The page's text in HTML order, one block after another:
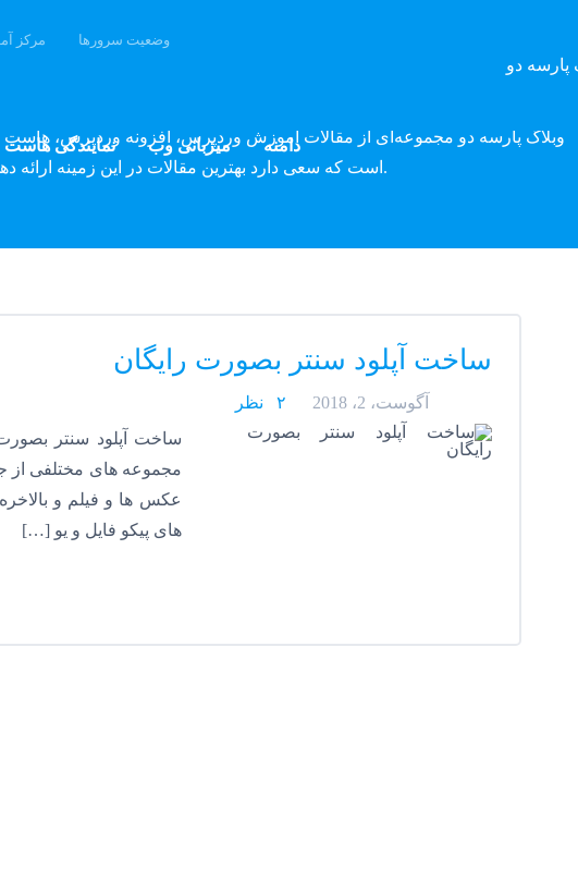
نمایندگی هاست میزبانی وب دامنه
مرکز وضعیت سرورها
وبلاگ پارسه دو مجموعه‌ای از مقالات آموزش وردپرس، افزونه وردپرس، هاست
است که سعی دارد بهترین مقالات در این زمینه ارائه دهد.
ساخت آپلود سنتر بصورت رایگان
آگوست، 2، 2018
۲ نظر
ساخت آپلود سنتر
مجموعه های مختلفی از
عکس ها و فیلم و
های پیکو فایل و یو […]